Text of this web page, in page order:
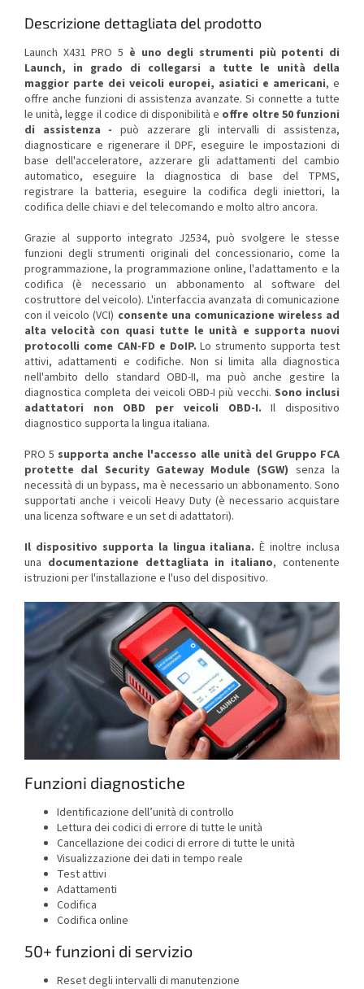
Descrizione dettagliata del prodotto
Launch X431 PRO 5 è uno degli strumenti più potenti di
Launch, in grado di collegarsi a tutte le unità della
maggior parte dei veicoli europei, asiatici e americani, e
offre anche funzioni di assistenza avanzate. Si connette a tutte
le unità, legge il codice di disponibilità e offre oltre 50 funzioni
di assistenza - può azzerare gli intervalli di assistenza,
diagnosticare e rigenerare il DPF, eseguire le impostazioni di
base dell'acceleratore, azzerare gli adattamenti del cambio
automatico, eseguire la diagnostica di base del TPMS,
registrare la batteria, eseguire la codifica degli iniettori, la
codifica delle chiavi e del telecomando e molto altro ancora.
Grazie al supporto integrato J2534, può svolgere le stesse
funzioni degli strumenti originali del concessionario, come la
programmazione, la programmazione online, l'adattamento e la
codifica (è necessario un abbonamento al software del
costruttore del veicolo). L'interfaccia avanzata di comunicazione
con il veicolo (VCI) consente una comunicazione wireless ad
alta velocità con quasi tutte le unità e supporta nuovi
protocolli come CAN-FD e DoIP. Lo strumento supporta test
attivi, adattamenti e codifiche. Non si limita alla diagnostica
nell'ambito dello standard OBD-II, ma può anche gestire la
diagnostica completa dei veicoli OBD-I più vecchi. Sono inclusi
adattatori non OBD per veicoli OBD-I. Il dispositivo
diagnostico supporta la lingua italiana.
PRO 5 supporta anche l'accesso alle unità del Gruppo FCA
protette dal Security Gateway Module (SGW) senza la
necessità di un bypass, ma è necessario un abbonamento. Sono
supportati anche i veicoli Heavy Duty (è necessario acquistare
una licenza software e un set di adattatori).
Il dispositivo supporta la lingua italiana. È inoltre inclusa
una documentazione dettagliata in italiano, contenente
istruzioni per l'installazione e l'uso del dispositivo.
Funzioni diagnostiche
Identificazione dell’unità di controllo
Lettura dei codici di errore di tutte le unità
Cancellazione dei codici di errore di tutte le unità
Visualizzazione dei dati in tempo reale
Test attivi
Adattamenti
Codifica
Codifica online
50+ funzioni di servizio
Reset degli intervalli di manutenzione